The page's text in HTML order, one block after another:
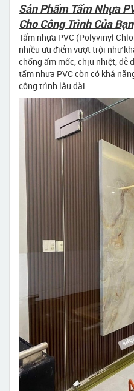
Sản Phẩm Tấm Nhựa
Cho Công Trình Của Bạn
Tấm nhựa PVC (Polyvinyl
nhiều ưu điểm vượt trội như
chống ẩm mốc, chịu nhiệt, dễ
tấm nhựa PVC còn có khả
công trình lâu dài.